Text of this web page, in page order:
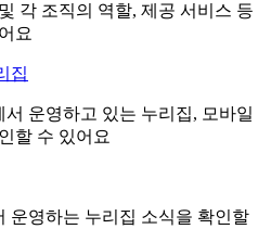
각 조직의 역할, 제공 서비스 등
요
집
서 운영하고 있는 누리집, 모바일
할 수 있어요
운영하는 누리집 소식을 확인할